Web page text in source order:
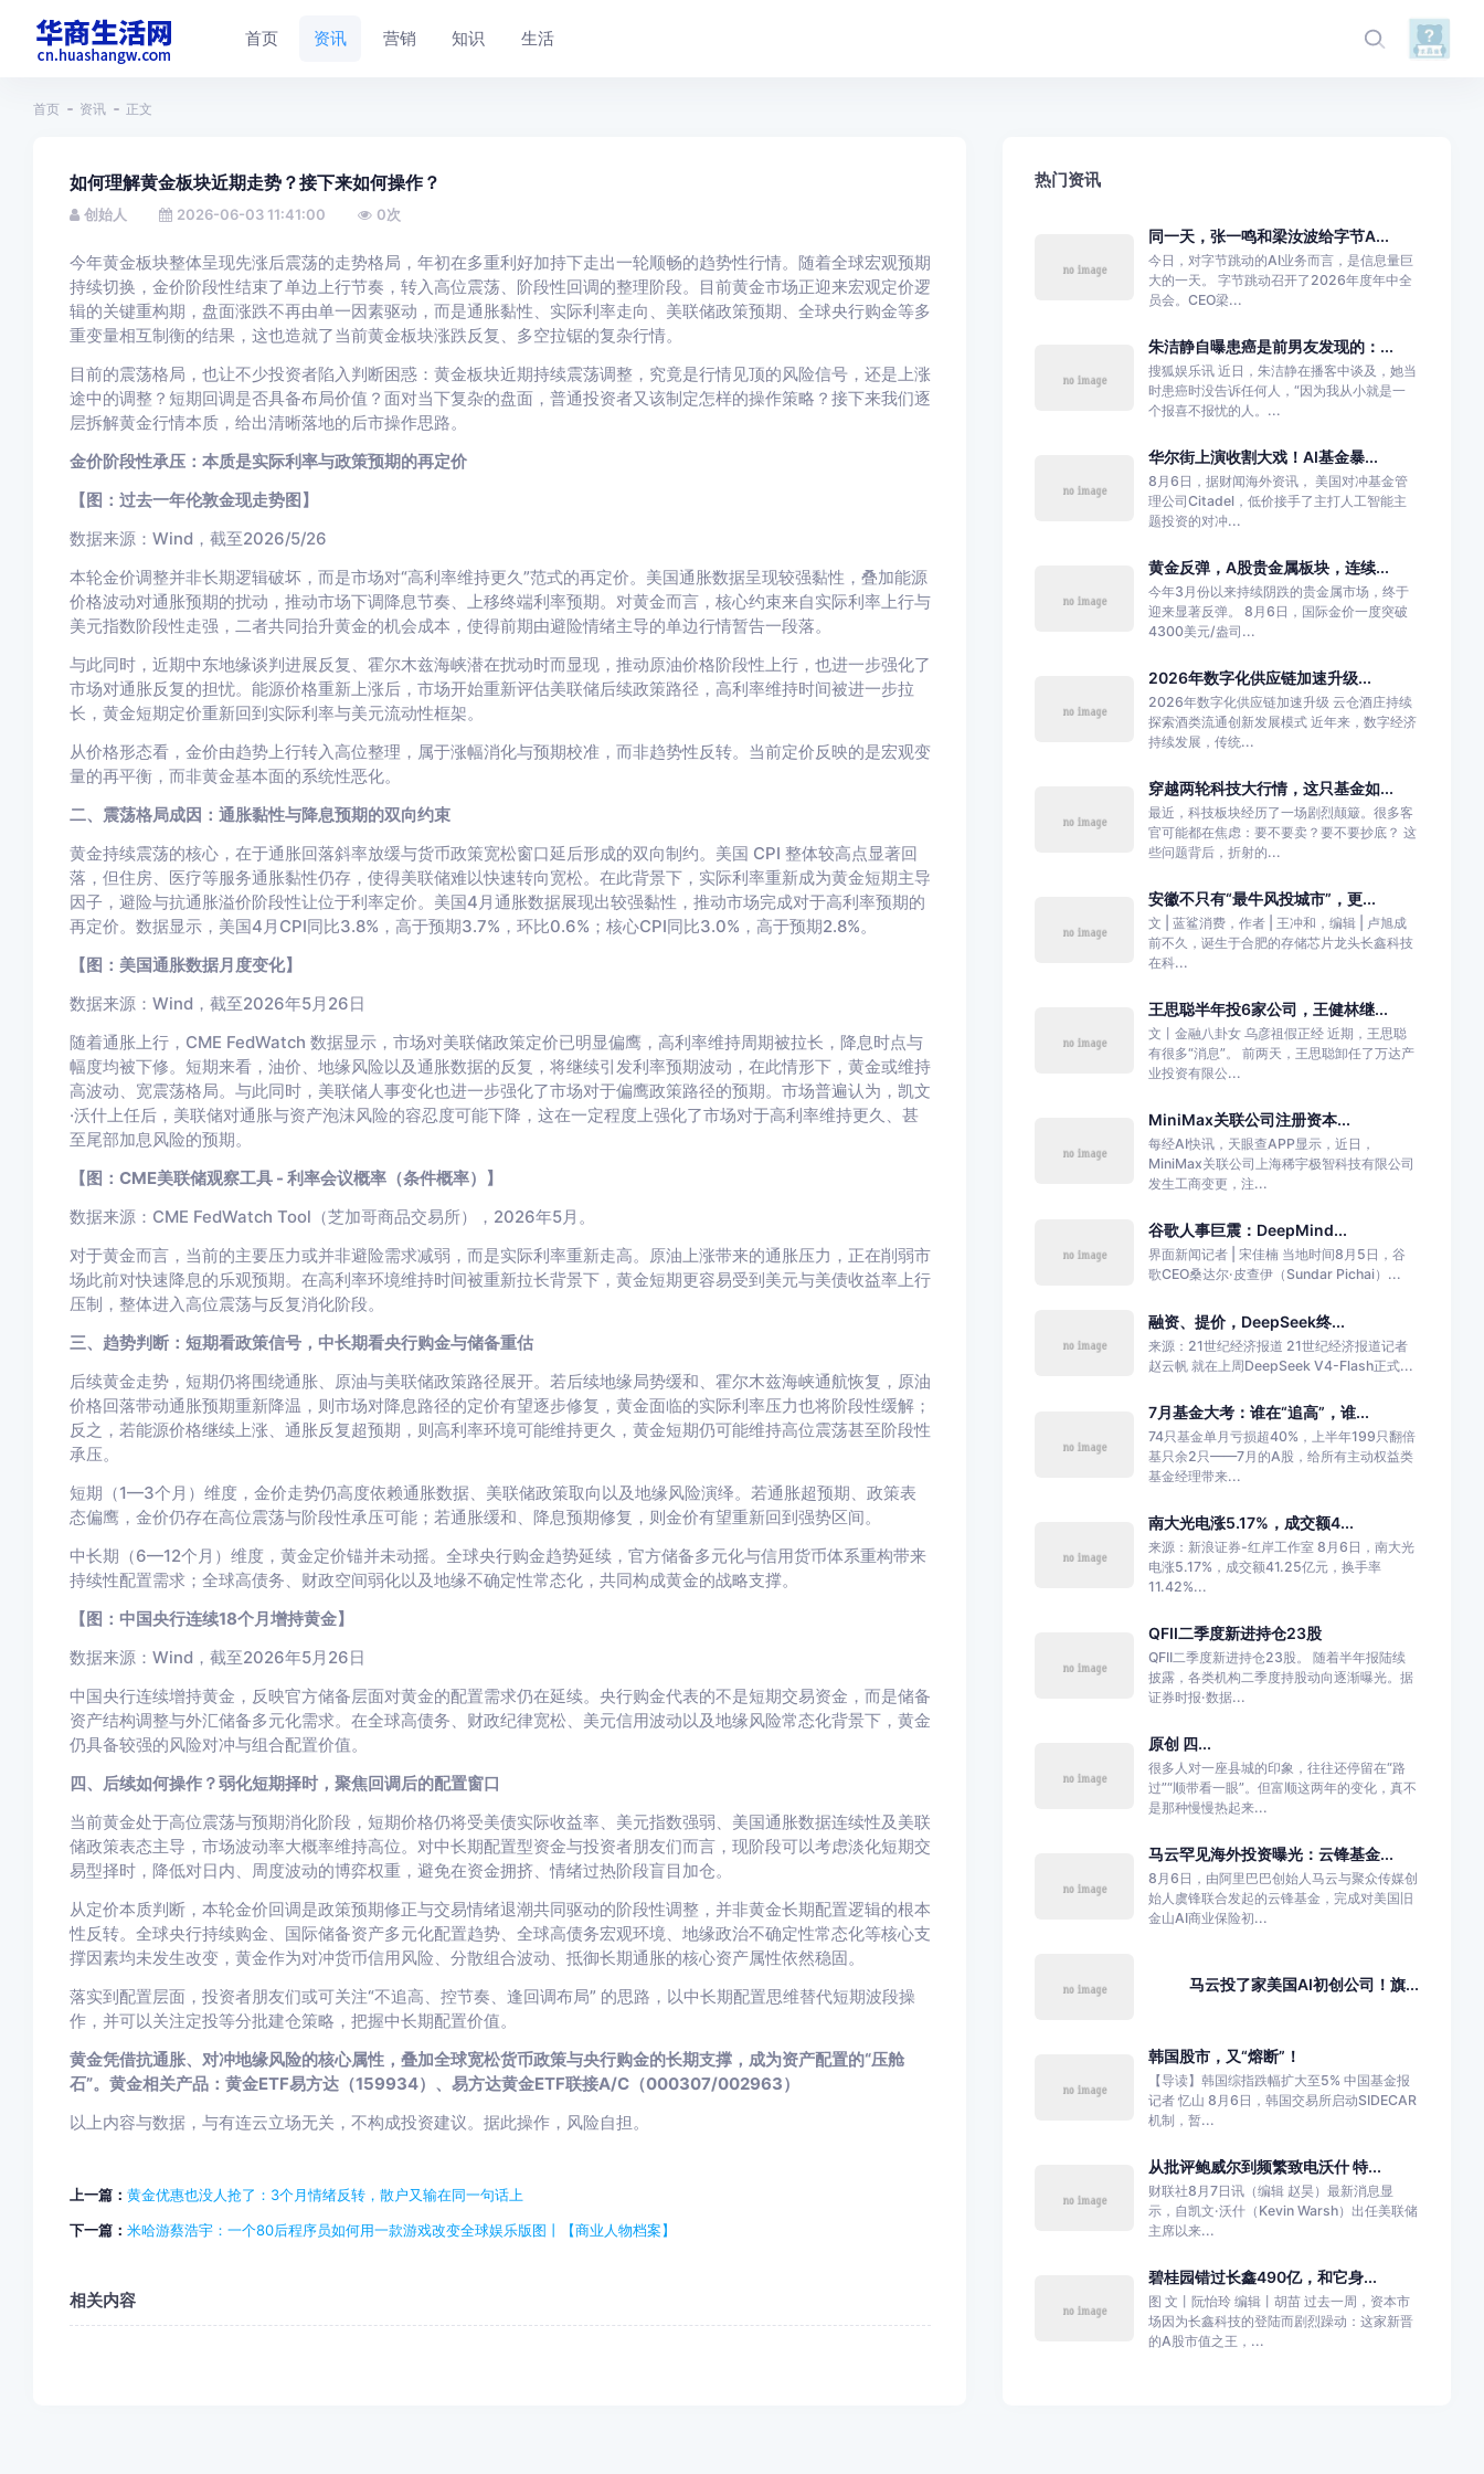
首页 资讯 营销 知识 生活
首页 资讯 正文
如何理解黄金板块近期走势？接下来如何操作？
创始人 2026-06-03 11:41:00 0次
今年黄金板块整体呈现先涨后震荡的走势格局，年初在多重利好加持下走出一轮顺畅的趋势性行情。随着全球宏观预期
持续切换，金价阶段性结束了单边上行节奏，转入高位震荡、阶段性回调的整理阶段。目前黄金市场正迎来宏观定价逻
辑的关键重构期，盘面涨跌不再由单一因素驱动，而是通胀黏性、实际利率走向、美联储政策预期、全球央行购金等多
重变量相互制衡的结果，这也造就了当前黄金板块涨跌反复、多空拉锯的复杂行情。
目前的震荡格局，也让不少投资者陷入判断困惑：黄金板块近期持续震荡调整，究竟是行情见顶的风险信号，还是上涨
途中的调整？短期回调是否具备布局价值？面对当下复杂的盘面，普通投资者又该制定怎样的操作策略？接下来我们逐
层拆解黄金行情本质，给出清晰落地的后市操作思路。
金价阶段性承压：本质是实际利率与政策预期的再定价
【图：过去一年伦敦金现走势图】
数据来源：Wind，截至2026/5/26
本轮金价调整并非长期逻辑破坏，而是市场对“高利率维持更久”范式的再定价。美国通胀数据呈现较强黏性，叠加能源
价格波动对通胀预期的扰动，推动市场下调降息节奏、上移终端利率预期。对黄金而言，核心约束来自实际利率上行与
美元指数阶段性走强，二者共同抬升黄金的机会成本，使得前期由避险情绪主导的单边行情暂告一段落。
与此同时，近期中东地缘谈判进展反复、霍尔木兹海峡潜在扰动时而显现，推动原油价格阶段性上行，也进一步强化了
市场对通胀反复的担忧。能源价格重新上涨后，市场开始重新评估美联储后续政策路径，高利率维持时间被进一步拉
长，黄金短期定价重新回到实际利率与美元流动性框架。
从价格形态看，金价由趋势上行转入高位整理，属于涨幅消化与预期校准，而非趋势性反转。当前定价反映的是宏观变
量的再平衡，而非黄金基本面的系统性恶化。
二、震荡格局成因：通胀黏性与降息预期的双向约束
黄金持续震荡的核心，在于通胀回落斜率放缓与货币政策宽松窗口延后形成的双向制约。美国 CPI 整体较高点显著回
落，但住房、医疗等服务通胀黏性仍存，使得美联储难以快速转向宽松。在此背景下，实际利率重新成为黄金短期主导
因子，避险与抗通胀溢价阶段性让位于利率定价。美国4月通胀数据展现出较强黏性，推动市场完成对于高利率预期的
再定价。数据显示，美国4月CPI同比3.8%，高于预期3.7%，环比0.6%；核心CPI同比3.0%，高于预期2.8%。
【图：美国通胀数据月度变化】
数据来源：Wind，截至2026年5月26日
随着通胀上行，CME FedWatch 数据显示，市场对美联储政策定价已明显偏鹰，高利率维持周期被拉长，降息时点与
幅度均被下修。短期来看，油价、地缘风险以及通胀数据的反复，将继续引发利率预期波动，在此情形下，黄金或维持
高波动、宽震荡格局。与此同时，美联储人事变化也进一步强化了市场对于偏鹰政策路径的预期。市场普遍认为，凯文
·沃什上任后，美联储对通胀与资产泡沫风险的容忍度可能下降，这在一定程度上强化了市场对于高利率维持更久、甚
至尾部加息风险的预期。
【图：CME美联储观察工具 - 利率会议概率（条件概率）】
数据来源：CME FedWatch Tool（芝加哥商品交易所），2026年5月。
对于黄金而言，当前的主要压力或并非避险需求减弱，而是实际利率重新走高。原油上涨带来的通胀压力，正在削弱市
场此前对快速降息的乐观预期。在高利率环境维持时间被重新拉长背景下，黄金短期更容易受到美元与美债收益率上行
压制，整体进入高位震荡与反复消化阶段。
三、趋势判断：短期看政策信号，中长期看央行购金与储备重估
后续黄金走势，短期仍将围绕通胀、原油与美联储政策路径展开。若后续地缘局势缓和、霍尔木兹海峡通航恢复，原油
价格回落带动通胀预期重新降温，则市场对降息路径的定价有望逐步修复，黄金面临的实际利率压力也将阶段性缓解；
反之，若能源价格继续上涨、通胀反复超预期，则高利率环境可能维持更久，黄金短期仍可能维持高位震荡甚至阶段性
承压。
短期（1—3个月）维度，金价走势仍高度依赖通胀数据、美联储政策取向以及地缘风险演绎。若通胀超预期、政策表
态偏鹰，金价仍存在高位震荡与阶段性承压可能；若通胀缓和、降息预期修复，则金价有望重新回到强势区间。
中长期（6—12个月）维度，黄金定价锚并未动摇。全球央行购金趋势延续，官方储备多元化与信用货币体系重构带来
持续性配置需求；全球高债务、财政空间弱化以及地缘不确定性常态化，共同构成黄金的战略支撑。
【图：中国央行连续18个月增持黄金】
数据来源：Wind，截至2026年5月26日
中国央行连续增持黄金，反映官方储备层面对黄金的配置需求仍在延续。央行购金代表的不是短期交易资金，而是储备
资产结构调整与外汇储备多元化需求。在全球高债务、财政纪律宽松、美元信用波动以及地缘风险常态化背景下，黄金
仍具备较强的风险对冲与组合配置价值。
四、后续如何操作？弱化短期择时，聚焦回调后的配置窗口
当前黄金处于高位震荡与预期消化阶段，短期价格仍将受美债实际收益率、美元指数强弱、美国通胀数据连续性及美联
储政策表态主导，市场波动率大概率维持高位。对中长期配置型资金与投资者朋友们而言，现阶段可以考虑淡化短期交
易型择时，降低对日内、周度波动的博弈权重，避免在资金拥挤、情绪过热阶段盲目加仓。
从定价本质判断，本轮金价回调是政策预期修正与交易情绪退潮共同驱动的阶段性调整，并非黄金长期配置逻辑的根本
性反转。全球央行持续购金、国际储备资产多元化配置趋势、全球高债务宏观环境、地缘政治不确定性常态化等核心支
撑因素均未发生改变，黄金作为对冲货币信用风险、分散组合波动、抵御长期通胀的核心资产属性依然稳固。
落实到配置层面，投资者朋友们或可关注“不追高、控节奏、逢回调布局” 的思路，以中长期配置思维替代短期波段操
作，并可以关注定投等分批建仓策略，把握中长期配置价值。
黄金凭借抗通胀、对冲地缘风险的核心属性，叠加全球宽松货币政策与央行购金的长期支撑，成为资产配置的“压舱
石”。黄金相关产品：黄金ETF易方达（159934）、易方达黄金ETF联接A/C（000307/002963）
以上内容与数据，与有连云立场无关，不构成投资建议。据此操作，风险自担。
上一篇： 黄金优惠也没人抢了：3个月情绪反转，散户又输在同一句话上
下一篇： 米哈游蔡浩宇：一个80后程序员如何用一款游戏改变全球娱乐版图丨【商业人物档案】
相关内容
热门资讯
同一天，张一鸣和梁汝波给字节A...
今日，对字节跳动的AI业务而言，是信息量巨
大的一天。 字节跳动召开了2026年度年中全
员会。CEO梁...
朱洁静自曝患癌是前男友发现的：...
搜狐娱乐讯 近日，朱洁静在播客中谈及，她当
时患癌时没告诉任何人，“因为我从小就是一
个报喜不报忧的人。...
华尔街上演收割大戏！AI基金暴...
8月6日，据财闻海外资讯， 美国对冲基金管
理公司Citadel，低价接手了主打人工智能主
题投资的对冲...
黄金反弹，A股贵金属板块，连续...
今年3月份以来持续阴跌的贵金属市场，终于
迎来显著反弹。 8月6日，国际金价一度突破
4300美元/盎司...
2026年数字化供应链加速升级...
2026年数字化供应链加速升级 云仓酒庄持续
探索酒类流通创新发展模式 近年来，数字经济
持续发展，传统...
穿越两轮科技大行情，这只基金如...
最近，科技板块经历了一场剧烈颠簸。很多客
官可能都在焦虑：要不要卖？要不要抄底？ 这
些问题背后，折射的...
安徽不只有“最牛风投城市”，更...
文 | 蓝鲨消费，作者 | 王冲和，编辑 | 卢旭成
前不久，诞生于合肥的存储芯片龙头长鑫科技
在科...
王思聪半年投6家公司，王健林继...
文丨金融八卦女 乌彦祖假正经 近期，王思聪
有很多“消息”。 前两天，王思聪卸任了万达产
业投资有限公...
MiniMax关联公司注册资本...
每经AI快讯，天眼查APP显示，近日，
MiniMax关联公司上海稀宇极智科技有限公司
发生工商变更，注...
谷歌人事巨震：DeepMind...
界面新闻记者 | 宋佳楠 当地时间8月5日，谷
歌CEO桑达尔·皮查伊（Sundar Pichai）...
融资、提价，DeepSeek终...
来源：21世纪经济报道 21世纪经济报道记者
赵云帆 就在上周DeepSeek V4-Flash正式...
7月基金大考：谁在“追高”，谁...
74只基金单月亏损超40%，上半年199只翻倍
基只余2只——7月的A股，给所有主动权益类
基金经理带来...
南大光电涨5.17%，成交额4...
来源：新浪证券-红岸工作室 8月6日，南大光
电涨5.17%，成交额41.25亿元，换手率
11.42%...
QFII二季度新进持仓23股
QFII二季度新进持仓23股。 随着半年报陆续
披露，各类机构二季度持股动向逐渐曝光。据
证券时报·数据...
原创 四...
很多人对一座县城的印象，往往还停留在“路
过”“顺带看一眼”。但富顺这两年的变化，真不
是那种慢慢热起来...
马云罕见海外投资曝光：云锋基金...
8月6日，由阿里巴巴创始人马云与聚众传媒创
始人虞锋联合发起的云锋基金，完成对美国旧
金山AI商业保险初...
马云投了家美国AI初创公司！旗...
韩国股市，又“熔断”！
【导读】韩国综指跌幅扩大至5% 中国基金报
记者 忆山 8月6日，韩国交易所启动SIDECAR
机制，暂...
从批评鲍威尔到频繁致电沃什 特...
财联社8月7日讯（编辑 赵昊）最新消息显
示，自凯文·沃什（Kevin Warsh）出任美联储
主席以来...
碧桂园错过长鑫490亿，和它身...
图 文丨阮怡玲 编辑丨胡苗 过去一周，资本市
场因为长鑫科技的登陆而剧烈躁动：这家新晋
的A股市值之王，...